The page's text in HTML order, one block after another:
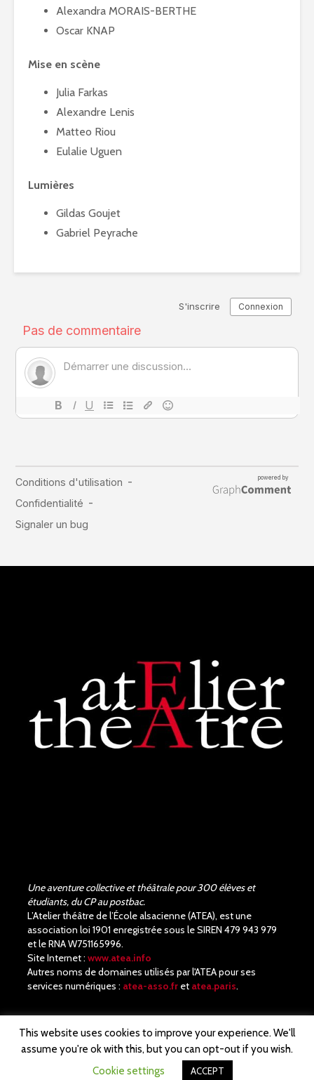
Alexandra MORAIS-BERTHE
Oscar KNAP
Mise en scène
Julia Farkas
Alexandre Lenis
Matteo Riou
Eulalie Uguen
Lumières
Gildas Goujet
Gabriel Peyrache
Une aventure collective et théâtrale pour 300 élèves et
étudiants, du CP au postbac.
L’Atelier théâtre de l’École alsacienne (ATEA), est une
association loi 1901 enregistrée sous le SIREN 479 943 979
et le RNA W751165996.
Site Internet : www.atea.info
Autres noms de domaines utilisés par l'ATEA pour ses
services numériques : atea-asso.fr et atea.paris.
WordPress
This website uses cookies to improve your experience. We'll
assume you're ok with this, but you can opt-out if you wish.
Cookie settings
ACCEPT